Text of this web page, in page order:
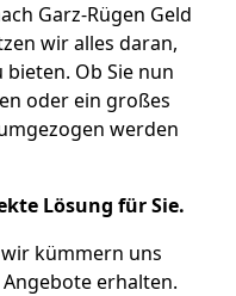
Garz-Rügen Geld
wir alles daran,
Ob Sie nun
oder ein großes
werden
Lösung für Sie.
wir kümmern uns
erhalten.